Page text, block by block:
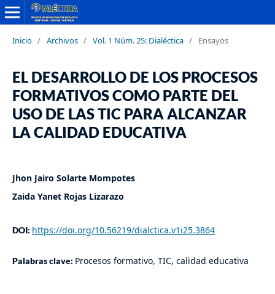
Inicio / Archivos / Vol. 1 Núm. 25: Dialéctica / Ensayos
EL DESARROLLO DE LOS PROCESOS
FORMATIVOS COMO PARTE DEL
USO DE LAS TIC PARA ALCANZAR
LA CALIDAD EDUCATIVA
Jhon Jairo Solarte Mompotes
Zaida Yanet Rojas Lizarazo
DOI: https://doi.org/10.56219/dialctica.v1i25.3864
Palabras clave: Procesos formativo, TIC, calidad educativa